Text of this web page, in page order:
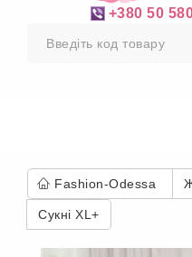
+380 50
Fashion-Odessa
Сукні XL+